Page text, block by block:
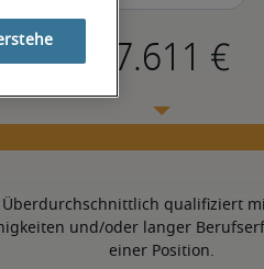
Überdurchschnittlich qualifiziert
und/oder langer
einer Position.